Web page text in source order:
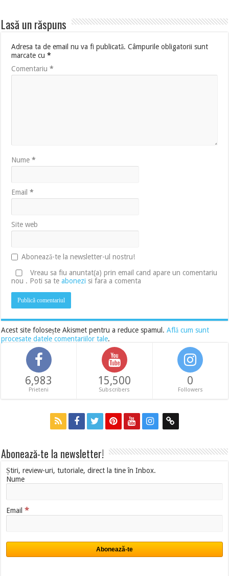
Lasă un răspuns
Adresa ta de email nu va fi publicată. Câmpurile obligatorii sunt
marcate cu*
Comentariu*
Nume*
Email*
Site web
Abonează-te la newsletter-ul nostru!
Vreau sa fiu anuntat(a) prin email cand apare un comentariu
nou . Poti sa teabonezi si fara a comenta
Acest site folosește Akismet pentru a reduce spamul.Află cum sunt
procesate datele comentariilor tale.
6,983
Prieteni
15,500
Subscribers
0
Followers
Abonează-te la newsletter!
Știri, review-uri, tutoriale, direct la tine în Inbox.
Nume
Email*